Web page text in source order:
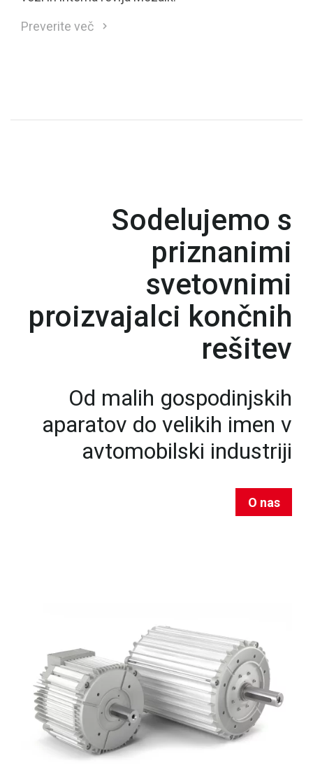
Preverite več
Sodelujemo s
priznanimi
svetovnimi
proizvajalci končnih
rešitev
Od malih gospodinjskih
aparatov do velikih imen v
avtomobilski industriji
O nas